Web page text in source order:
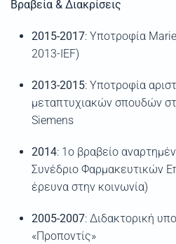
Βραβεία & Διακρίσεις
2015-2017: Υποτροφία Marie
2013-IEF)
2013-2015: Υποτροφία
μεταπτυχιακών σπουδών
Siemens
2014: 1ο βραβείο
Συνέδριο Φαρμακευτικών
έρευνα στην κοινωνία)
2005-2007: Διδακτορική
«Προποντίς»